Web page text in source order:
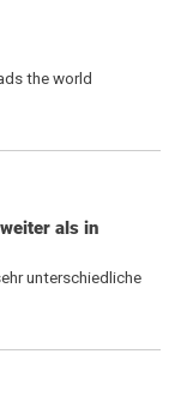
the world
als in
unterschiedliche